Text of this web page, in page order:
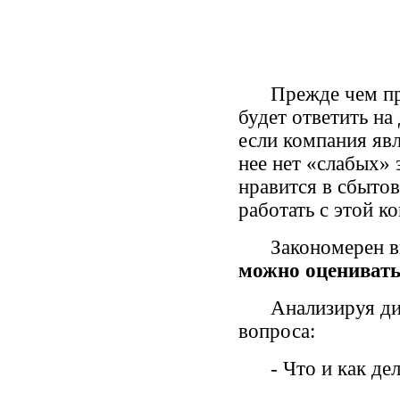
Прежде чем
будет ответить
если компания
нее нет «слабых»
нравится в
работать с этой
Закономерен
можно
Анализируя
вопроса:
- Что и как